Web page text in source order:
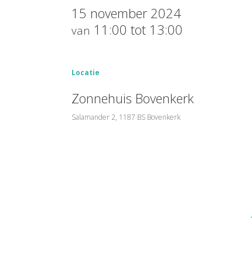
15 november 2024
van 11:00 tot 13:00
Locatie
Zonnehuis Bovenkerk
Salamander 2, 1187 BS Bovenkerk